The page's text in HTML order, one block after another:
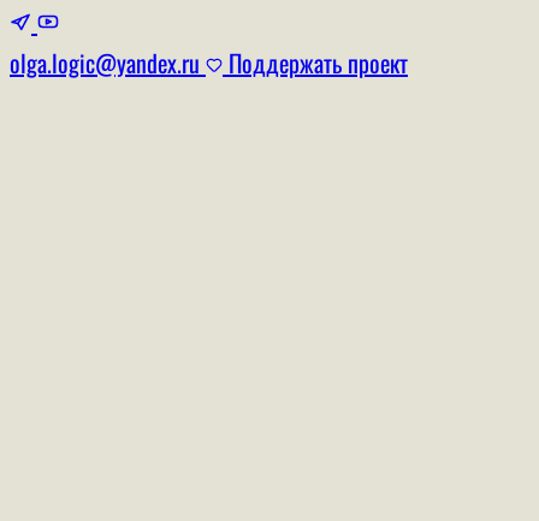
olga.logic@yandex.ru Поддержать проект